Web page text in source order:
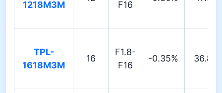
1218M3M
F16
TPL-
1618M3M
16
F1.8-
F16
-0.35% 36.8°